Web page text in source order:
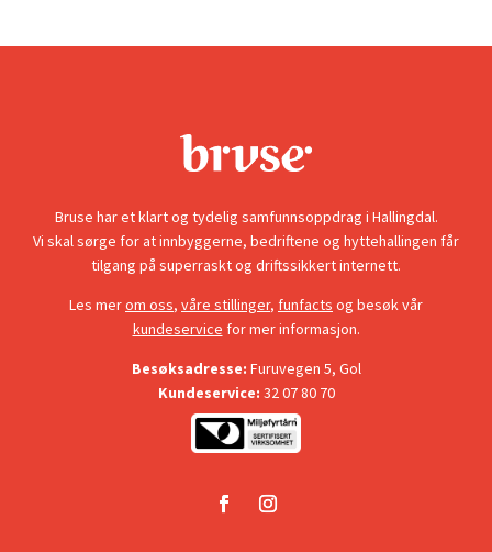
Bruse har et klart og tydelig samfunnsoppdrag i Hallingdal.
Vi skal sørge for at innbyggerne, bedriftene og hyttehallingen får
tilgang på superraskt og driftssikkert internett.
Les merom oss, våre stillinger, funfacts og besøk vår
kundeservice for mer informasjon.
Besøksadresse: Furuvegen 5, Gol
Kundeservice: 32 07 80 70